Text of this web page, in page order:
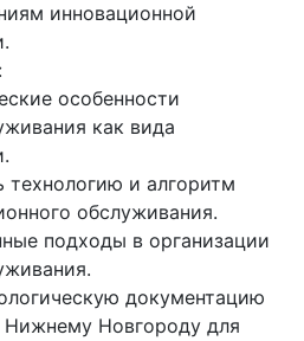
инновационной
особенности
как вида
и алгоритм
обслуживания.
подходы в организации
документацию
Нижнему Новгороду для